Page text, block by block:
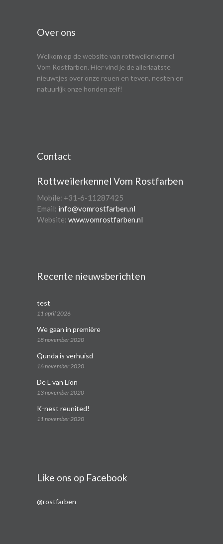
Over ons
Welkom op de website van rottweilerkennel
Vom Rostfarben. Hier vind je de allerlaatste
nieuwtjes over onze reuen en teven, nesten en
natuurlijk onze honden zelf!
Contact
Rottweilerkennel Vom Rostfarben
Mobile: +31-6-11287425
Email: info@vomrostfarben.nl
Website: www.vomrostfarben.nl
Recente nieuwsberichten
test
11 april 2026
We gaan in première
18 november 2020
Qunda is verhuisd
16 november 2020
De L van Lion
13 november 2020
K-nest reunited!
11 november 2020
Like ons op Facebook
@rostfarben